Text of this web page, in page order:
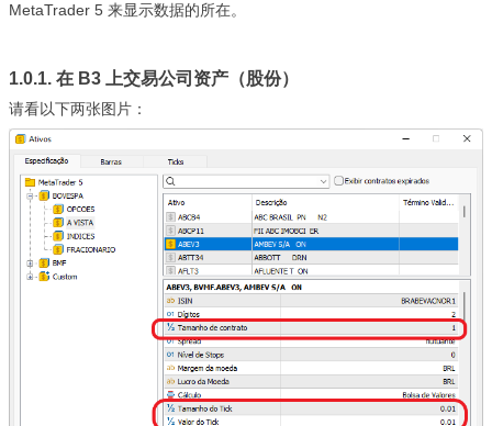
MetaTrader 5 来显示数据的所在。
1.0.1. 在 B3 上交易公司资产（股份）
请看以下两张图片：